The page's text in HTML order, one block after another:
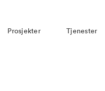
Prosjekter Tjenester